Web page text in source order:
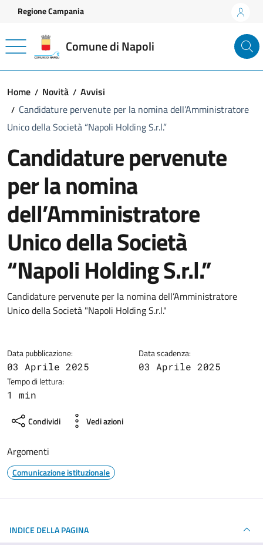
Vai ai contenuti
Vai al footer
Regione Campania
Comune di Napoli
Home Novità
Avvisi
Candidature pervenute per la nomina dell’Amministratore
Unico della Società “Napoli Holding S.r.l.”
Candidature pervenute
per la nomina
dell’Amministratore
Unico della Società
“Napoli Holding S.r.l.”
Dettagli della notizia
Candidature pervenute per la nomina dell’Amministratore
Unico della Società "Napoli Holding S.r.l."
Data pubblicazione:
03 Aprile 2025
Data scadenza:
03 Aprile 2025
Tempo di lettura:
1 min
Condividi Vedi azioni
Argomenti
Comunicazione istituzionale
INDICE DELLA PAGINA